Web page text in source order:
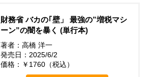
財務省 バカの｢壁」 最強の”増税マシ
ーン”の闇を暴く (単行本)
著者：高橋 洋一
発売日：2025/6/2
価格：￥1760（税込）